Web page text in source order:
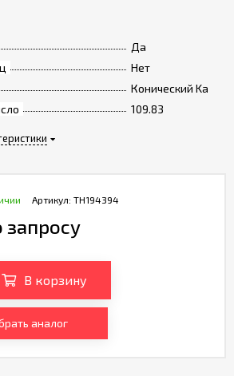
Да
Нет
Конический Ka
109.83
Артикул: TH194394
запросу
В корзину
аналог